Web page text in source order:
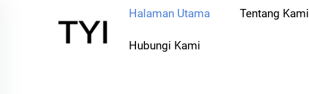
Halaman Utama Tentang Kami
Hubungi Kami